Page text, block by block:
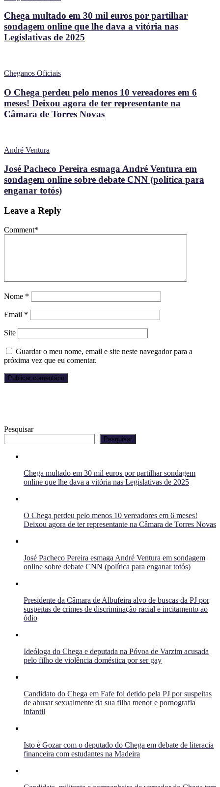
Chega multado em 30 mil euros por partilhar
sondagem online que lhe dava a vitória nas
Legislativas de 2025
Cheganos Oficiais
O Chega perdeu pelo menos 10 vereadores em 6
meses! Deixou agora de ter representante na
Câmara de Torres Novas
André Ventura
José Pacheco Pereira esmaga André Ventura em
sondagem online sobre debate CNN (política para
enganar totós)
Leave a Reply
Comment*
Nome *
Email *
Site
Guardar o meu nome, email e site neste navegador para a
próxima vez que eu comentar.
Pesquisar
Pesquisar
Chega multado em 30 mil euros por partilhar sondagem
online que lhe dava a vitória nas Legislativas de 2025
O Chega perdeu pelo menos 10 vereadores em 6 meses!
Deixou agora de ter representante na Câmara de Torres Novas
José Pacheco Pereira esmaga André Ventura em sondagem
online sobre debate CNN (política para enganar totós)
Presidente da Câmara de Albufeira alvo de buscas da PJ por
suspeitas de crimes de discriminação racial e incitamento ao
ódio
Ideóloga do Chega e deputada na Póvoa de Varzim acusada
pelo filho de violência doméstica por ser gay
Candidato do Chega em Fafe foi detido pela PJ por suspeitas
de abusar sexualmente da sua filha menor e pornografia
infantil
Isto é Gozar com o deputado do Chega em debate de literacia
financeira com estudantes na Madeira